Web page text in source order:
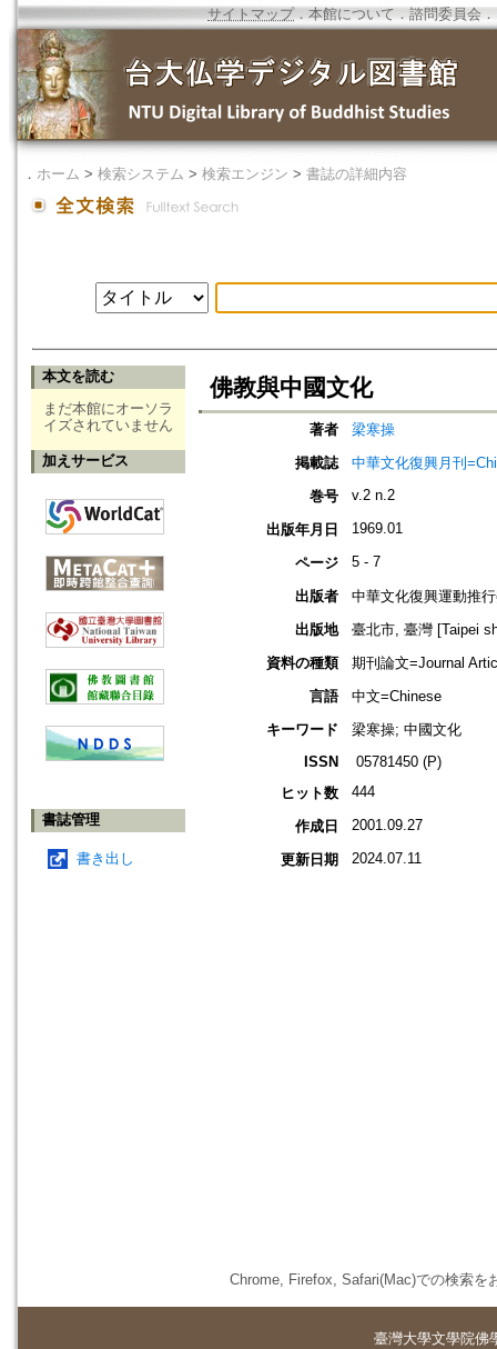
サイトマップ．本館について ． 諮問委員会 ．
． ホーム > 検索システム > 検索エンジン > 書誌の詳細内容
本文を読む
まだ本館にオーソラ
イズされていません
加えサービス
書誌管理
書き出し
佛教與中國文化
著者
梁寒操
掲載誌
中華文化復興月刊
巻号
v.2 n.2
出版年月日 1969.01
ページ 5 - 7
出版者
中華文化復興運動推
出版地
臺北市, 臺灣 [Taipei
資料の種類
期刊論文=Journal
言語
中文=Chinese
キーワード
梁寒操; 中國文化
ISSN
05781450 (P)
ヒット数
444
作成日 2001.09.27
更新日期 2024.07.11
Chrome, Firefox, Safari(Mac)での検索を
臺灣大學文學院佛